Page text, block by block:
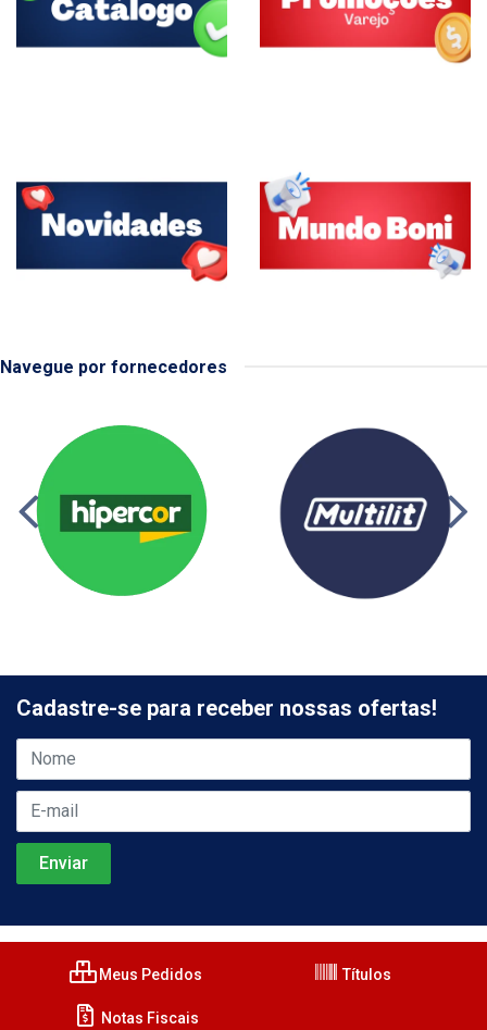
Navegue por fornecedores
Cadastre-se para receber nossas ofertas!
Meus Pedidos Títulos
Notas Fiscais